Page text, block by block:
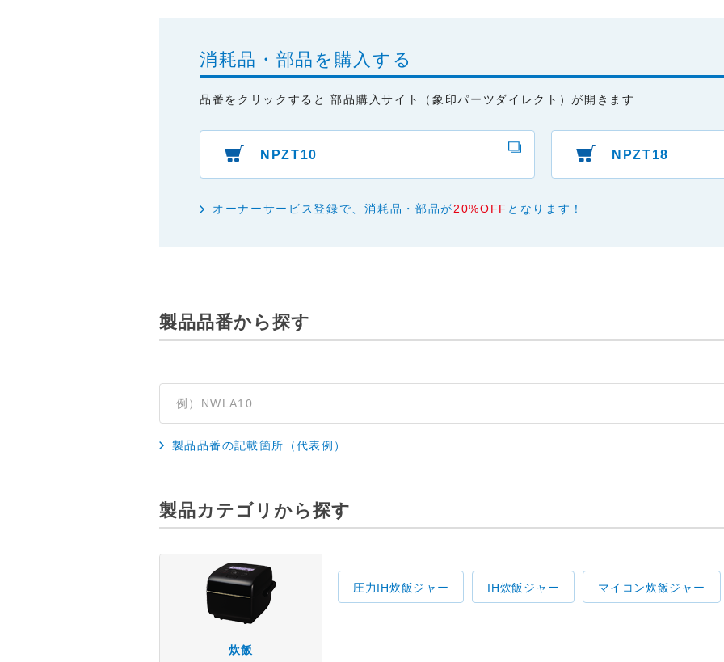
消耗品・部品を購入する
品番をクリックすると 部品購入サイト（象印パーツダイレクト）が開きます
NPZT10 NPZT18
オーナーサービス登録で、消耗品・部品が20%OFF となります！
製品品番から探す
製品品番の記載箇所（代表例）
製品カテゴリから探す
炊飯
圧力IH炊飯ジャー IH炊飯ジャー マイコン炊飯ジャー